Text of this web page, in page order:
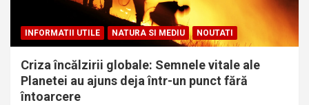
INFORMATII UTILE NATURA SI MEDIU NOUTATI
Criza încălzirii globale: Semnele vitale ale
Planetei au ajuns deja într-un punct fără
întoarcere